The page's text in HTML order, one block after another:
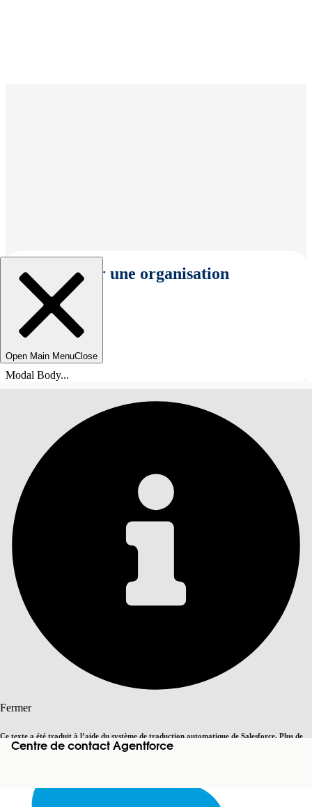
Sélectionner une organisation
Open Main MenuClose
Modal Body...
Fermer
Ce texte a été traduit à l’aide du système de traduction automatique de Salesforce. Plus de
détails, consultez <cette page.
Basculer vers la page en anglais
Centre de contact Agentforce
Table des matières
TABLE DES MATIÈRES
Rechercher